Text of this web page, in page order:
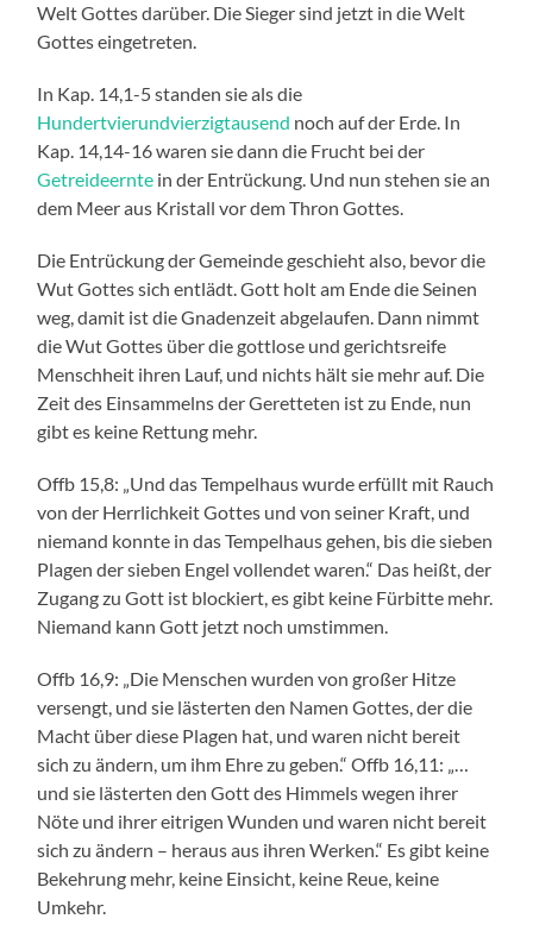
Welt Gottes darüber. Die Sieger sind jetzt in die Welt
Gottes eingetreten.
In Kap. 14,1-5 standen sie als die
Hundertvierundvierzigtausend noch auf der Erde. In
Kap. 14,14-16 waren sie dann die Frucht bei der
Getreideernte in der Entrückung. Und nun stehen sie an
dem Meer aus Kristall vor dem Thron Gottes.
Die Entrückung der Gemeinde geschieht also, bevor die
Wut Gottes sich entlädt. Gott holt am Ende die Seinen
weg, damit ist die Gnadenzeit abgelaufen. Dann nimmt
die Wut Gottes über die gottlose und gerichtsreife
Menschheit ihren Lauf, und nichts hält sie mehr auf. Die
Zeit des Einsammelns der Geretteten ist zu Ende, nun
gibt es keine Rettung mehr.
Offb 15,8: „Und das Tempelhaus wurde erfüllt mit Rauch
von der Herrlichkeit Gottes und von seiner Kraft, und
niemand konnte in das Tempelhaus gehen, bis die sieben
Plagen der sieben Engel vollendet waren.“ Das heißt, der
Zugang zu Gott ist blockiert, es gibt keine Fürbitte mehr.
Niemand kann Gott jetzt noch umstimmen.
Offb 16,9: „Die Menschen wurden von großer Hitze
versengt, und sie lästerten den Namen Gottes, der die
Macht über diese Plagen hat, und waren nicht bereit
sich zu ändern, um ihm Ehre zu geben.“ Offb 16,11: „…
und sie lästerten den Gott des Himmels wegen ihrer
Nöte und ihrer eitrigen Wunden und waren nicht bereit
sich zu ändern – heraus aus ihren Werken.“ Es gibt keine
Bekehrung mehr, keine Einsicht, keine Reue, keine
Umkehr.